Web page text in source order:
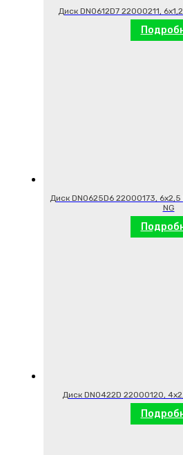
Диск DN0612D7 22000211,
Диск DN0625D6 22000173, 6х2,5
NG
Диск DN0422D 22000120,